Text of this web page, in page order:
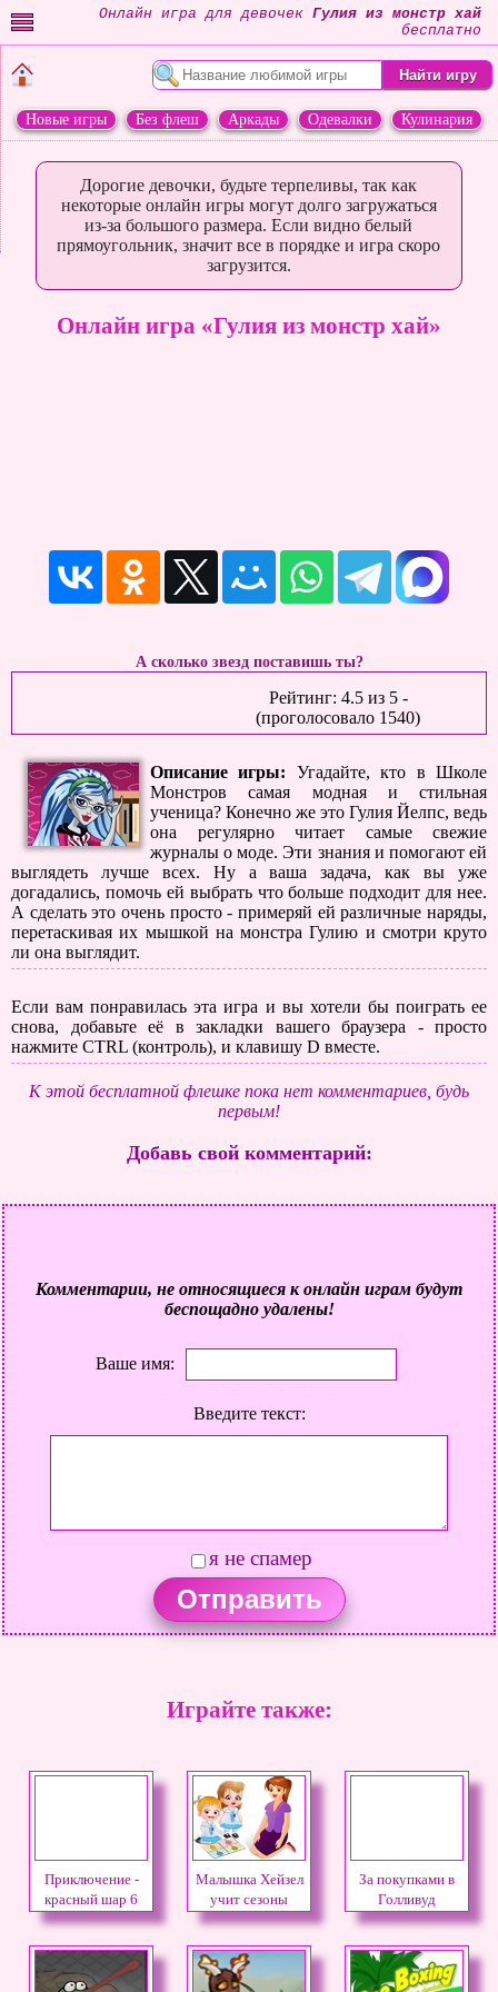
Онлайн игра для девочек Гулия из монстр хай
бесплатно
Новые игры Без флеш Аркады Одевалки
Кулинария
Дорогие девочки, будьте терпеливы, так как
некоторые онлайн игры могут долго загружаться
из-за большого размера. Если видно белый
прямоугольник, значит все в порядке и игра скоро
загрузится.
Онлайн игра «Гулия из монстр хай»
А сколько звезд поставишь ты?
Рейтинг: 4.5из 5-
(проголосовало 1540)
Описание игры:
Угадайте, кто в Школе
Монстров самая модная и стильная
ученица? Конечно же это Гулия Йелпс, ведь
она регулярно читает самые свежие
журналы о моде. Эти знания и помогают ей
выглядеть лучше всех. Ну а ваша задача, как вы уже
догадались, помочь ей выбрать что больше подходит для нее.
А сделать это очень просто - примеряй ей различные наряды,
перетаскивая их мышкой на монстра Гулию и смотри круто
ли она выглядит.
Если вам понравилась эта игра и вы хотели бы поиграть ее
снова, добавьте её в закладки вашего браузера - просто
нажмите CTRL (контроль), и клавишу D вместе.
К этой бесплатной флешке пока нет комментариев, будь
первым!
Добавь свой комментарий:
Комментарии, не относящиеся к онлайн играм будут
беспощадно удалены!
Ваше имя:
Введите текст:
я не спамер
Играйте также:
Приключение -
красный шар 6
Малышка Хейзел
учит сезоны
За покупками в
Голливуд